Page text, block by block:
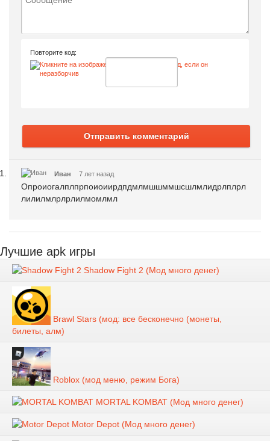
Повторите код:
Отправить комментарий
Иван 7 лет назад
Опроиогалплпрпоиоиирдпдмлмшшммшсшлмлидрлплрл
лилилмлрлрлилмомлмл
Лучшие apk игры
Shadow Fight 2 (Мод много денег)
Brawl Stars (мод: все бесконечно (монеты,
билеты, алм)
Roblox (мод меню, режим Бога)
MORTAL KOMBAT (Мод много денег)
Motor Depot (Мод много денег)